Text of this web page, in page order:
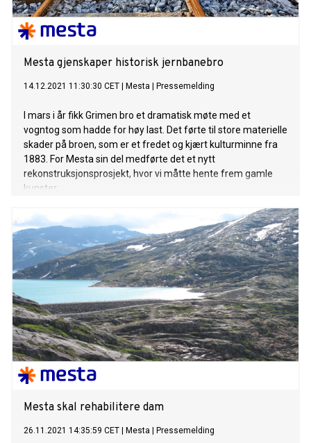
Mesta gjenskaper historisk jernbanebro
14.12.2021 11:30:30 CET Mesta Pressemelding
I mars i år fikk Grimen bro et dramatisk møte med et
vogntog som hadde for høy last. Det førte til store materielle
skader på broen, som er et fredet og kjært kulturminne fra
1883. For Mesta sin del medførte det et nytt
rekonstruksjonsprosjekt, hvor vi måtte hente frem gamle
kunster.
Mesta skal rehabilitere dam
26.11.2021 14:35:59 CET Mesta Pressemelding